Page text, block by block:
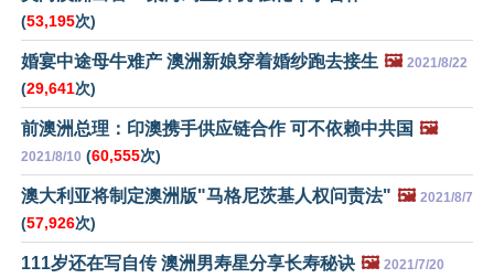
(53,195次)
婚宴中途母牛难产 澳洲新娘穿着婚纱跑去接生 🖼️ 2021/8/22
(29,641次)
前澳洲总理：印澳携手供应链合作 可不依赖中共国 🖼️
2021/8/10 (60,555次)
澳大利亚将制定澳洲版"马格尼茨基人权问责法" 🖼️ 2021/8/7
(57,926次)
111岁还在写自传 澳洲男寿星分享长寿秘诀 🖼️ 2021/7/20